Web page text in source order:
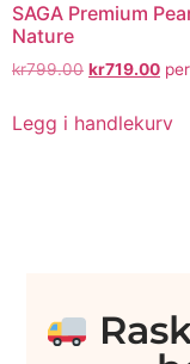
SAGA Premium
Nature
kr799.00 kr719.00
Legg i handlekurv